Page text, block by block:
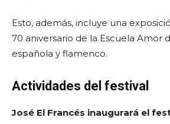
Esto, además, incluye una
70 aniversario de la Escuela Amor
española y flamenco.
Actividades del festival
José El Francés inaugurará el